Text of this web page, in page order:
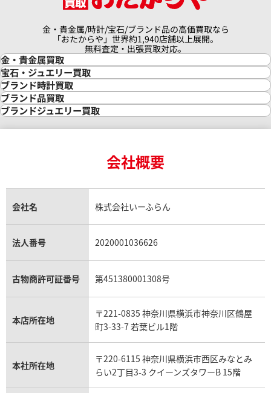
金・貴金属/時計/宝石/ブランド品の高価買取なら
「おたからや」世界約1,940店舗以上展開。
無料査定・出張買取対応。
金・貴金属買取
金買取
金の相場価格情報
金の参考買取価格一覧
インゴット買取
インゴットの相場価格情報
24金買取
金貨買取
貴金属買取
銀・シルバー買取
パラジウム買取
宝石・ジュエリー買取
宝石・ジュエリー買取
ダイヤモンド買取
ダイヤモンド・宝石の参考価格一覧
リング・結婚指輪買取
エメラルド買取
トパーズ買取
タンザナイト買取
パライバトルマリン買取
キャッツアイ買取
ガーネット買取
アクアマリン買取
ブランド時計買取
時計買取
ロレックス買取
ロレックス デイトナ買取
ロレックス サブマリーナー買取
ロレックス エクスプローラー買取
ロレックス デイトジャスト買取
パテック フィリップ買取
パテック フィリップノーチラス買取
ヴァシュロン・コンスタンタン買取
オメガ買取
カルティエ買取
フランク ミュラー買取
リシャール・ミル買取
パネライ買取
チューダー（チュードル）買取
ブランド品買取
ブランド買取
ルイ・ヴィトン買取
ルイ・ヴィトン買取の参考価格一覧
シャネル マトラッセ買取
セリーヌ買取
プラダ買取
ブランドジュエリー買取
ヴァンクリーフ＆アーペル買取
ショーメ買取
ダミアーニ買取
モーブッサン買取
会社概要
会社名 株式会社いーふらん
法人番号 2020001036626
古物商許可証番号 第451380001308号
本店所在地
〒221-0835 神奈川県横浜市神奈川区鶴屋
町3-33-7 若葉ビル1階
本社所在地
〒220-6115 神奈川県横浜市西区みなとみ
らい2丁目3-3 クイーンズタワーB 15階